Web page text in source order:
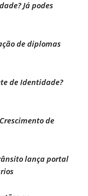
Já podes
de diplomas
de Identidade?
de
lança portal